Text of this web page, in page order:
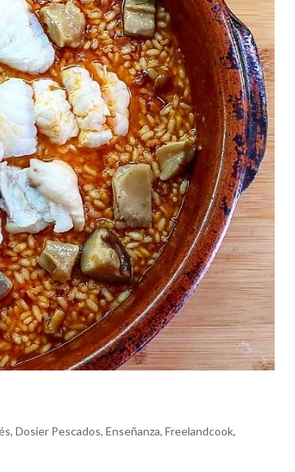
,Dosier Pescados,Enseñanza,Freelandcook,